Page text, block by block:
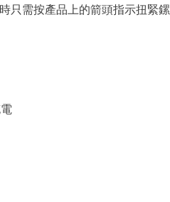
只需按產品上的箭頭指示扭緊鏍